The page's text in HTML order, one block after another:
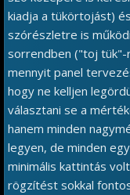
kiadja a tükörtojást)
szórészletre is
sorrendben ("toj tük"-
mennyit panel
hogy ne kelljen
választani se a
hanem minden
legyen, de minden
minimális kattintás
rögzítést sokkal